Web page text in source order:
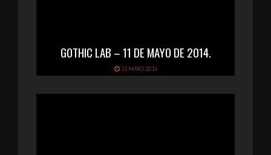
GOTHIC LAB – 11 DE MAYO DE 2014.
11 MAYO 2014